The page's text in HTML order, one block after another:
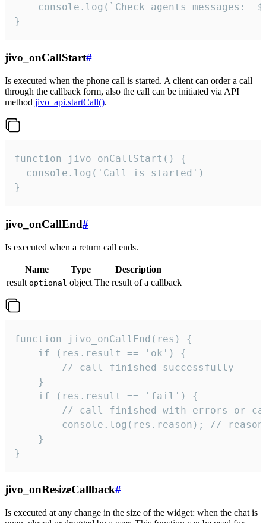
}
jivo_onCallStart#
Is executed when the phone call is started. A client can order a call
through the callback form, also the call can be initiated via API
method jivo_api.startCall().
function jivo_onCallStart() {
  console.log('Call is started')
}
jivo_onCallEnd#
Is executed when a return call ends.
Name Type
Description
result optional object The result of a callback
function jivo_onCallEnd(res) {
    if (res.result == 'ok') {
        // call finished successfully
    }
    if (res.result == 'fail') {
// call finished with errors or
console.log(res.reason); //
    }
}
jivo_onResizeCallback#
Is executed at any change in the size of the widget: when the chat is